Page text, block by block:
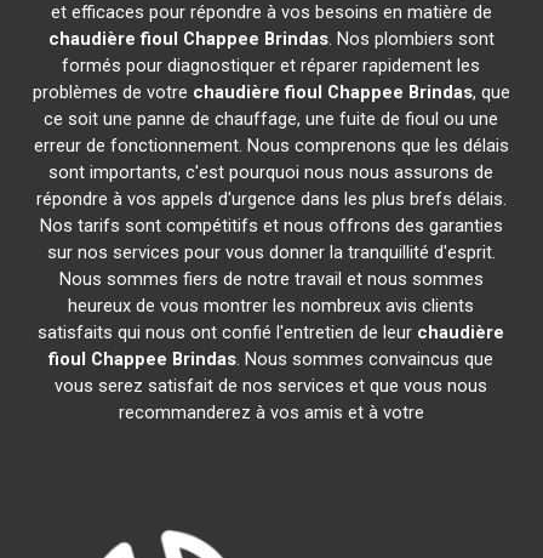
et efficaces pour répondre à vos besoins en matière de
chaudière fioul Chappee Brindas. Nos plombiers sont
formés pour diagnostiquer et réparer rapidement les
problèmes de votre chaudière fioul Chappee Brindas, que
ce soit une panne de chauffage, une fuite de fioul ou une
erreur de fonctionnement. Nous comprenons que les délais
sont importants, c'est pourquoi nous nous assurons de
répondre à vos appels d'urgence dans les plus brefs délais.
Nos tarifs sont compétitifs et nous offrons des garanties
sur nos services pour vous donner la tranquillité d'esprit.
Nous sommes fiers de notre travail et nous sommes
heureux de vous montrer les nombreux avis clients
satisfaits qui nous ont confié l'entretien de leur chaudière
fioul Chappee Brindas. Nous sommes convaincus que
vous serez satisfait de nos services et que vous nous
recommanderez à vos amis et à votre